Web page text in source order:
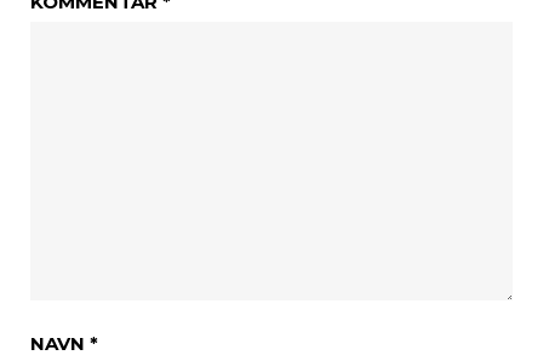
NAVN *